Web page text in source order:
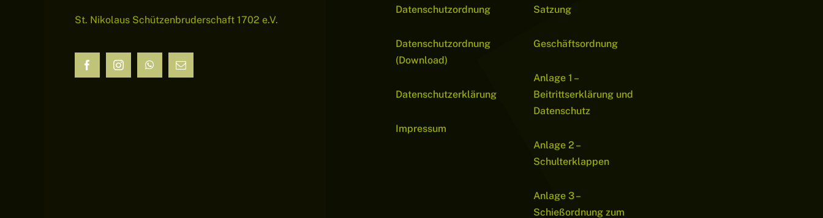
St. Nikolaus Schützenbruderschaft 1702 e.V.
Datenschutzordnung
Datenschutzordnung
(Download)
Datenschutzerklärung
Impressum
Satzung
Geschäftsordnung
Anlage 1 –
Beitrittserklärung und
Datenschutz
Anlage 2 –
Schulterklappen
Anlage 3 –
Schießordnung zum